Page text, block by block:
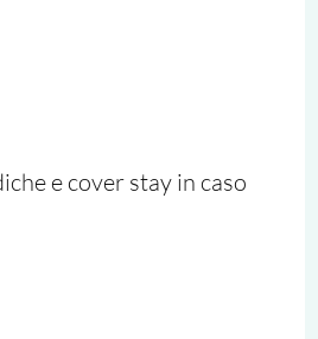
e cover stay in caso